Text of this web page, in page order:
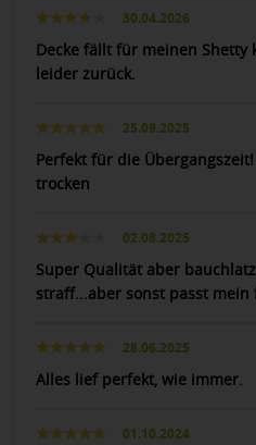
30.04.2026
Decke fällt für meinen Shetty
leider zurück.
25.09.2025
Perfekt für die
trocken
02.08.2025
Super Qualität aber
straff...aber sonst passt mein
28.06.2025
Alles lief perfekt, wie immer.
01.10.2024